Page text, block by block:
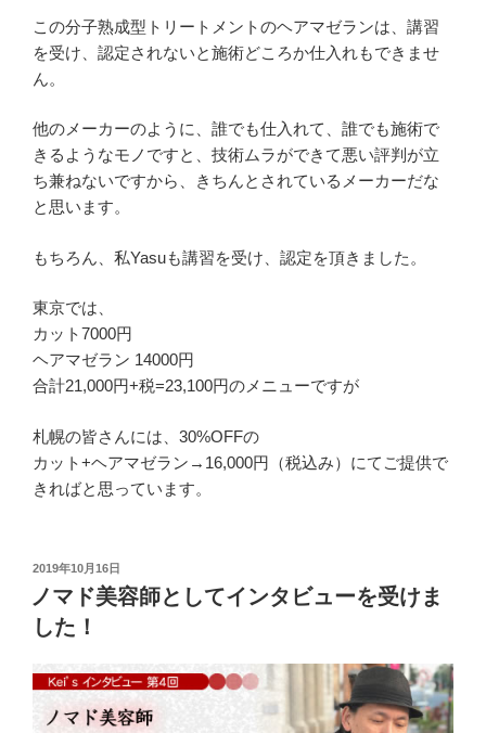
この分子熟成型トリートメントのヘアマゼランは、講習
を受け、認定されないと施術どころか仕入れもできませ
ん。
他のメーカーのように、誰でも仕入れて、誰でも施術で
きるようなモノですと、技術ムラができて悪い評判が立
ち兼ねないですから、きちんとされているメーカーだな
と思います。
もちろん、私Yasuも講習を受け、認定を頂きました。
東京では、
カット7000円
ヘアマゼラン 14000円
合計21,000円+税=23,100円のメニューですが
札幌の皆さんには、30%OFFの
カット+ヘアマゼラン→16,000円（税込み）にてご提供で
きればと思っています。
投
日:
2019年10月16日
ノマド美容師としてインタビューを受けま
した！